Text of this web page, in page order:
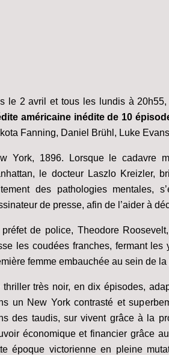
le 2 avril et tous les lundis à 20h55,
américaine inédite de 10
Fanning, Daniel Brühl, Luke
York, 1896. Lorsque le cadavre
le docteur Laszlo Kreizler,
des pathologies mentales,
de presse, afin de l’aider à
préfet de police, Theodore
les coudées franches, fermant
femme embauchée au sein de
thriller très noir, en dix épisodes,
un New York contrasté et
des taudis, sur vivent grâce à la
économique et financier grâce
époque victorienne en pleine